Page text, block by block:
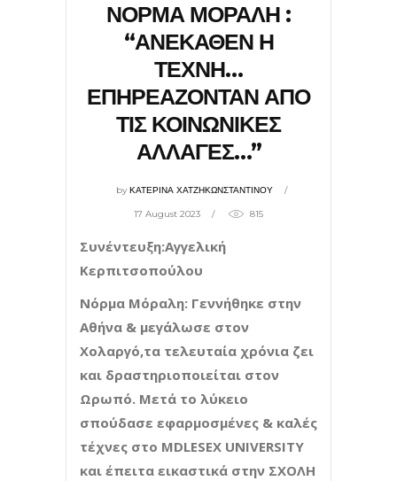
ΝΟΡΜΑ ΜΟΡΑΛΗ :
“ΑΝΕΚΑΘΕΝ Η
ΤΕΧΝΗ…
ΕΠΗΡΕΑΖΟΝΤΑΝ ΑΠΟ
ΤΙΣ ΚΟΙΝΩΝΙΚΕΣ
ΑΛΛΑΓΕΣ…”
byΚΑΤΕΡΙΝΑ ΧΑΤΖΗΚΩΝΣΤΑΝΤΙΝΟΥ
17 August 2023 815
Συνέντευξη:Αγγελική
Κερπιτσοπούλου
Νόρμα Μόραλη: Γεννήθηκε στην
Αθήνα & μεγάλωσε στον
Χολαργό,τα τελευταία χρόνια ζει
και δραστηριοποιείται στον
Ωρωπό. Μετά το λύκειο
σπούδασε εφαρμοσμένες & καλές
τέχνες στο ΜDLESEX UNIVERSITY
και έπειτα εικαστικά στην ΣΧΟΛΗ